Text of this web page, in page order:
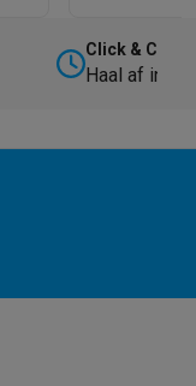
Click &
Haal af in